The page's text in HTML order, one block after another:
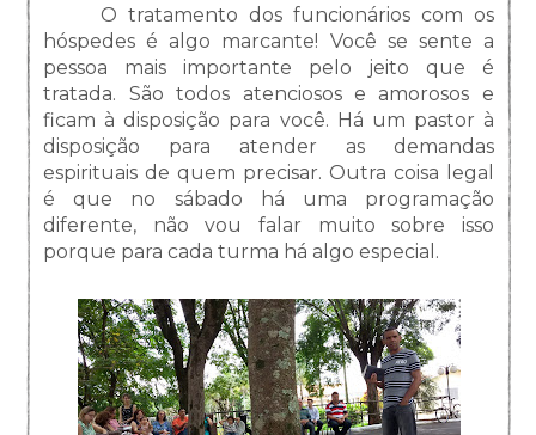
O tratamento dos funcionários com os
hóspedes é algo marcante! Você se sente a
pessoa mais importante pelo jeito que é
tratada. São todos atenciosos e amorosos e
ficam à disposição para você. Há um pastor à
disposição para atender as demandas
espirituais de quem precisar. Outra coisa legal
é que no sábado há uma programação
diferente, não vou falar muito sobre isso
porque para cada turma há algo especial.